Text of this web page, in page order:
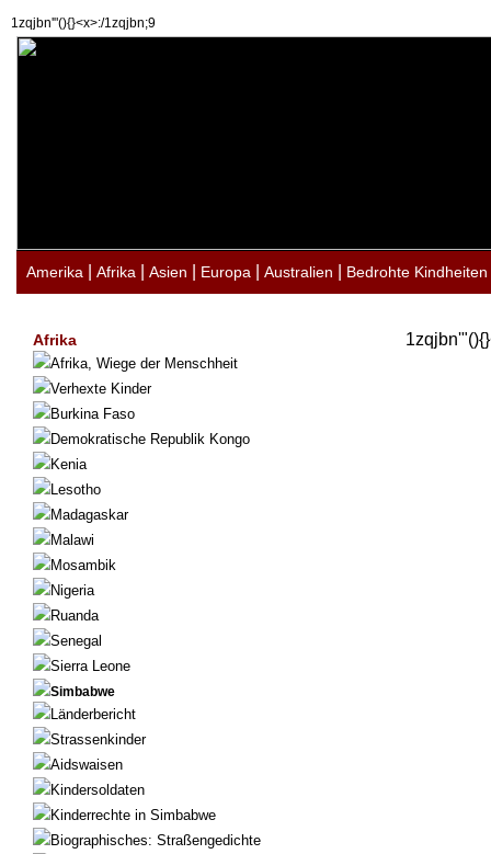
1zqjbn'"(){}<x>:/1zqjbn;9
Amerika Afrika Asien Europa Australien Bedrohte Kindheiten
Afrika
Afrika, Wiege der Menschheit
Verhexte Kinder
Burkina Faso
Demokratische Republik Kongo
Kenia
Lesotho
Madagaskar
Malawi
Mosambik
Nigeria
Ruanda
Senegal
Sierra Leone
Simbabwe
Länderbericht
Strassenkinder
Aidswaisen
Kindersoldaten
Kinderrechte in Simbabwe
Biographisches: Straßengedichte